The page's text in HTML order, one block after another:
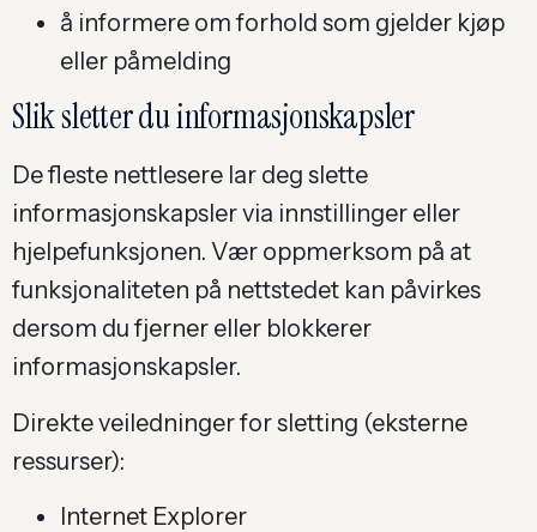
å informere om forhold som gjelder kjøp
eller påmelding
Slik sletter du informasjonskapsler
De fleste nettlesere lar deg slette
informasjonskapsler via innstillinger eller
hjelpefunksjonen. Vær oppmerksom på at
funksjonaliteten på nettstedet kan påvirkes
dersom du fjerner eller blokkerer
informasjonskapsler.
Direkte veiledninger for sletting (eksterne
ressurser):
Internet Explorer